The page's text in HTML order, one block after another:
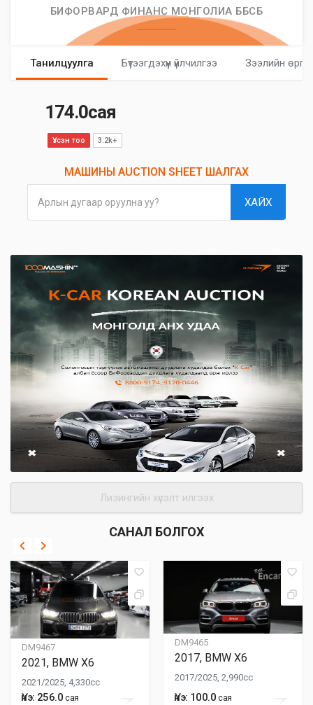
БИФОРВАРД ФИНАНС МОНГОЛИА ББСБ
Танилцуулга Бүтээгдэхүүн үйлчилгээ Зээлийн
174.0сая
Үзсэн тоо 3.2k+
МАШИНЫ AUCTION SHEET ШАЛГАХ
Арлын дугаар оруулна уу? ХАЙХ
Лизингийн хүсэлт илгээх
САНАЛ БОЛГОХ
DM9467
2021, BMW X6
2021/2025, 4,330cc
Үнэ: 256.0 сая
DM9465
2017, BMW X6
2017/2025, 2,990cc
Үнэ: 100.0 сая